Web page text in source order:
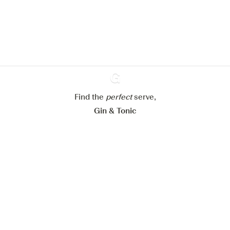
Ginventory
Find the perfectserve,
Gin & Tonic
Mijn cookie-instellingen aanpassen
Alles weigeren Alles aanvaarden